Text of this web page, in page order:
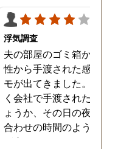
浮気調査
夫の部屋のゴミ箱から、
性から手渡された感じの
モが出てきました。おそ
く会社で手渡されたので
ょうか、その日の夜の待
合わせの時間のようなも
が書かれていました。こ